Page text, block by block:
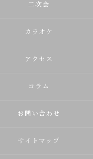
二次会
カラオケ
アクセス
コラム
お問い合わせ
サイトマップ